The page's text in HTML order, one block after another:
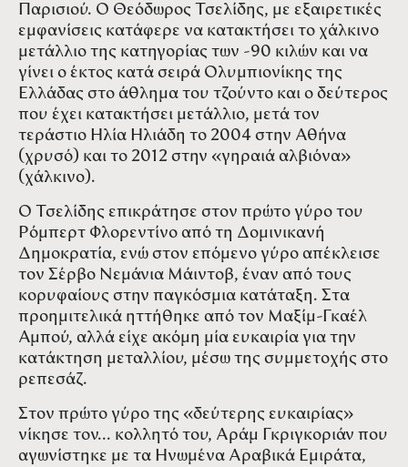
Παρισιού. Ο Θεόδωρος Τσελίδης, με εξαιρετικές
εμφανίσεις κατάφερε να κατακτήσει το χάλκινο
μετάλλιο της κατηγορίας των -90 κιλών και να
γίνει ο έκτος κατά σειρά Ολυμπιονίκης της
Ελλάδας στο άθλημα του τζούντο και ο δεύτερος
που έχει κατακτήσει μετάλλιο, μετά τον
τεράστιο Ηλία Ηλιάδη το 2004 στην Αθήνα
(χρυσό) και το 2012 στην «γηραιά αλβιόνα»
(χάλκινο).
Ο Τσελίδης επικράτησε στον πρώτο γύρο του
Ρόμπερτ Φλορεντίνο από τη Δομινικανή
Δημοκρατία, ενώ στον επόμενο γύρο απέκλεισε
τον Σέρβο Νεμάνια Μάιντοβ, έναν από τους
κορυφαίους στην παγκόσμια κατάταξη. Στα
προημιτελικά ηττήθηκε από τον Μαξίμ-Γκαέλ
Αμπού, αλλά είχε ακόμη μία ευκαιρία για την
κατάκτηση μεταλλίου, μέσω της συμμετοχής στο
ρεπεσάζ.
Στον πρώτο γύρο της «δεύτερης ευκαιρίας»
νίκησε τον... κολλητό του, Αράμ Γκριγκοριάν που
αγωνίστηκε με τα Ηνωμένα Αραβικά Εμιράτα,